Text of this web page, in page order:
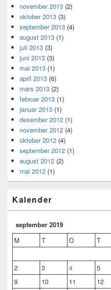
november 2013 (2)
oktober 2013 (3)
september 2013 (4)
august 2013 (1)
juli 2013 (3)
juni 2013 (3)
mai 2013 (1)
april 2013 (6)
mars 2013 (2)
februar 2013 (1)
januar 2013 (1)
desember 2012 (1)
november 2012 (4)
oktober 2012 (4)
september 2012 (1)
august 2012 (2)
mai 2012 (1)
Kalender
september 2019
M
T O T
2
3 4 5
9
10 11 12